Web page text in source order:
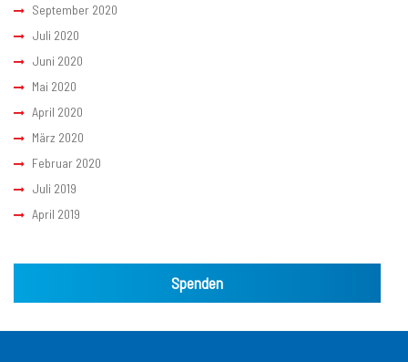
September 2020
Juli 2020
Juni 2020
Mai 2020
April 2020
März 2020
Februar 2020
Juli 2019
April 2019
Spenden